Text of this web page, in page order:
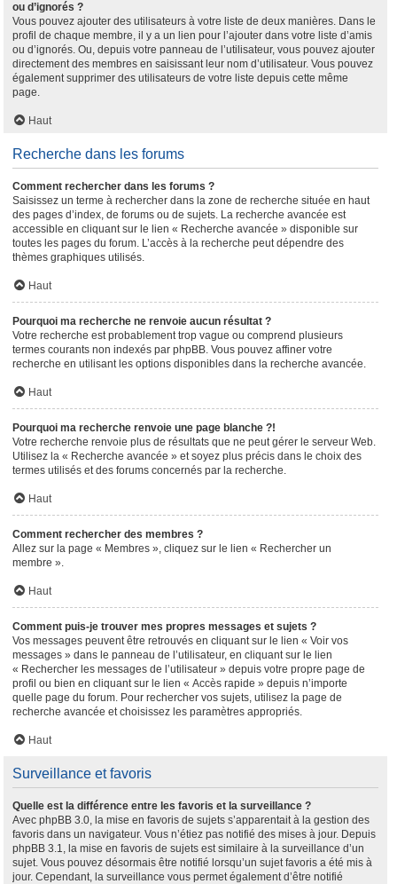
ou d’ignorés ?
Vous pouvez ajouter des utilisateurs à votre liste de deux manières. Dans le
profil de chaque membre, il y a un lien pour l’ajouter dans votre liste d’amis
ou d’ignorés. Ou, depuis votre panneau de l’utilisateur, vous pouvez ajouter
directement des membres en saisissant leur nom d’utilisateur. Vous pouvez
également supprimer des utilisateurs de votre liste depuis cette même
page.
Haut
Recherche dans les forums
Comment rechercher dans les forums ?
Saisissez un terme à rechercher dans la zone de recherche située en haut
des pages d’index, de forums ou de sujets. La recherche avancée est
accessible en cliquant sur le lien « Recherche avancée » disponible sur
toutes les pages du forum. L’accès à la recherche peut dépendre des
thèmes graphiques utilisés.
Haut
Pourquoi ma recherche ne renvoie aucun résultat ?
Votre recherche est probablement trop vague ou comprend plusieurs
termes courants non indexés par phpBB. Vous pouvez affiner votre
recherche en utilisant les options disponibles dans la recherche avancée.
Haut
Pourquoi ma recherche renvoie une page blanche ?!
Votre recherche renvoie plus de résultats que ne peut gérer le serveur Web.
Utilisez la « Recherche avancée » et soyez plus précis dans le choix des
termes utilisés et des forums concernés par la recherche.
Haut
Comment rechercher des membres ?
Allez sur la page « Membres », cliquez sur le lien « Rechercher un
membre ».
Haut
Comment puis-je trouver mes propres messages et sujets ?
Vos messages peuvent être retrouvés en cliquant sur le lien « Voir vos
messages » dans le panneau de l’utilisateur, en cliquant sur le lien
« Rechercher les messages de l’utilisateur » depuis votre propre page de
profil ou bien en cliquant sur le lien « Accès rapide » depuis n’importe
quelle page du forum. Pour rechercher vos sujets, utilisez la page de
recherche avancée et choisissez les paramètres appropriés.
Haut
Surveillance et favoris
Quelle est la différence entre les favoris et la surveillance ?
Avec phpBB 3.0, la mise en favoris de sujets s’apparentait à la gestion des
favoris dans un navigateur. Vous n’étiez pas notifié des mises à jour. Depuis
phpBB 3.1, la mise en favoris de sujets est similaire à la surveillance d’un
sujet. Vous pouvez désormais être notifié lorsqu’un sujet favoris a été mis à
jour. Cependant, la surveillance vous permet également d’être notifié